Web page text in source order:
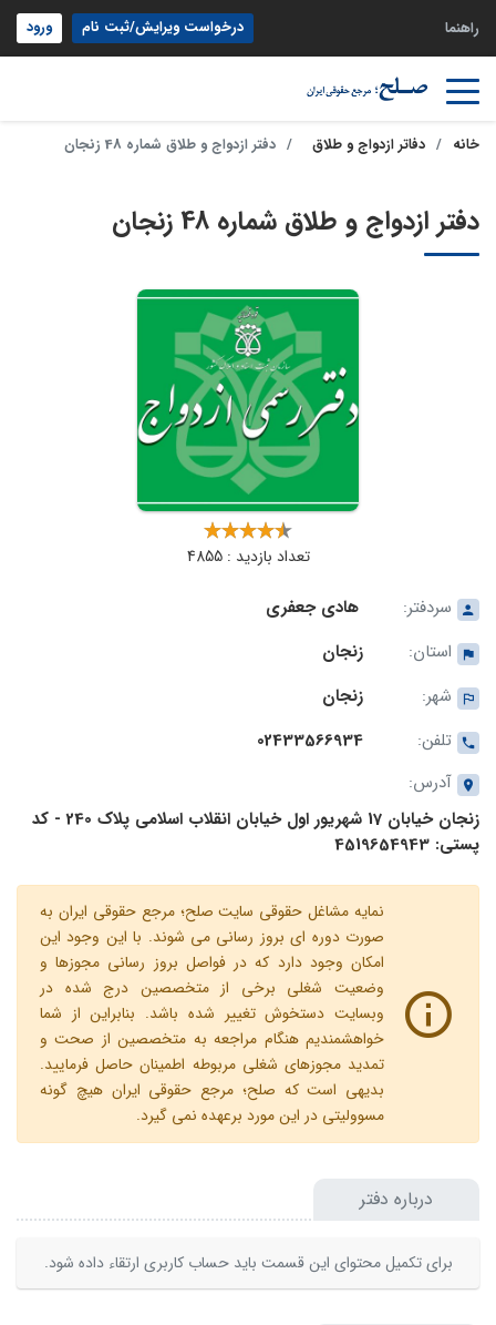
راهنما درخواست ویرایش/ثبت نام ورود
خانه دفاتر ازدواج و طلاق دفتر ازدواج و طلاق شماره 48 زنجان
دفتر ازدواج و طلاق شماره 48 زنجان
تعداد بازدید : 4855
سردفتر:
هادی جعفری
استان:
زنجان
شهر:
زنجان
تلفن:
02433566934
آدرس:
زنجان خیابان 17 شهریور اول خیابان انقلاب اسلامی پلاک 240 - کد
پستی: 4519654943
نمایه مشاغل حقوقی سایت صلح؛ مرجع حقوقی ایران به
صورت دوره ای بروز رسانی می شوند. با این وجود این
امکان وجود دارد که در فواصل بروز رسانی مجوزها و
وضعیت شغلی برخی از متخصصین درج شده در
وبسایت دستخوش تغییر شده باشد. بنابراین از شما
خواهشمندیم هنگام مراجعه به متخصصین از صحت و
تمدید مجوزهای شغلی مربوطه اطمینان حاصل فرمایید.
بدیهی است که صلح؛ مرجع حقوقی ایران هیچ گونه
مسوولیتی در این مورد برعهده نمی گیرد.
درباره دفتر
برای تکمیل محتوای این قسمت باید حساب کاربری ارتقاء داده شود.